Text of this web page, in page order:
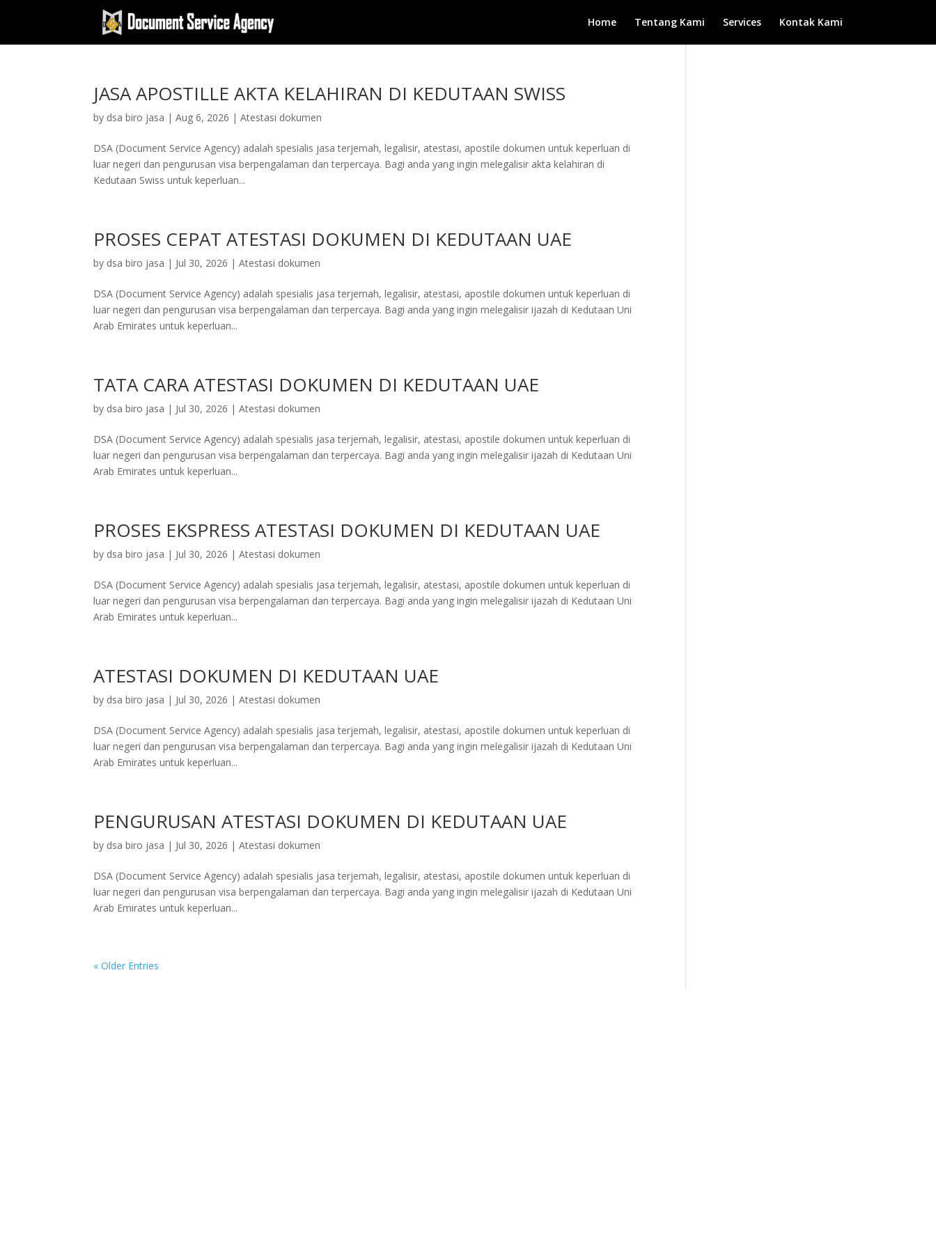
Home Tentang Kami Services Kontak Kami
JASA APOSTILLE AKTA KELAHIRAN DI KEDUTAAN SWISS
by dsa biro jasa |Aug 6, 2026 |Atestasi dokumen
DSA (Document Service Agency) adalah spesialis jasa terjemah, legalisir, atestasi, apostile dokumen untuk keperluan di
luar negeri dan pengurusan visa berpengalaman dan terpercaya. Bagi anda yang ingin melegalisir akta kelahiran di
Kedutaan Swiss untuk keperluan...
PROSES CEPAT ATESTASI DOKUMEN DI KEDUTAAN UAE
by dsa biro jasa | Jul 30, 2026 |Atestasi dokumen
DSA (Document Service Agency) adalah spesialis jasa terjemah, legalisir, atestasi, apostile dokumen untuk keperluan di
luar negeri dan pengurusan visa berpengalaman dan terpercaya. Bagi anda yang ingin melegalisir ijazah di Kedutaan Uni
Arab Emirates untuk keperluan...
TATA CARA ATESTASI DOKUMEN DI KEDUTAAN UAE
by dsa biro jasa | Jul 30, 2026 |Atestasi dokumen
DSA (Document Service Agency) adalah spesialis jasa terjemah, legalisir, atestasi, apostile dokumen untuk keperluan di
luar negeri dan pengurusan visa berpengalaman dan terpercaya. Bagi anda yang ingin melegalisir ijazah di Kedutaan Uni
Arab Emirates untuk keperluan...
PROSES EKSPRESS ATESTASI DOKUMEN DI KEDUTAAN UAE
by dsa biro jasa | Jul 30, 2026 |Atestasi dokumen
DSA (Document Service Agency) adalah spesialis jasa terjemah, legalisir, atestasi, apostile dokumen untuk keperluan di
luar negeri dan pengurusan visa berpengalaman dan terpercaya. Bagi anda yang ingin melegalisir ijazah di Kedutaan Uni
Arab Emirates untuk keperluan...
ATESTASI DOKUMEN DI KEDUTAAN UAE
by dsa biro jasa | Jul 30, 2026 |Atestasi dokumen
DSA (Document Service Agency) adalah spesialis jasa terjemah, legalisir, atestasi, apostile dokumen untuk keperluan di
luar negeri dan pengurusan visa berpengalaman dan terpercaya. Bagi anda yang ingin melegalisir ijazah di Kedutaan Uni
Arab Emirates untuk keperluan...
PENGURUSAN ATESTASI DOKUMEN DI KEDUTAAN UAE
by dsa biro jasa | Jul 30, 2026 |Atestasi dokumen
DSA (Document Service Agency) adalah spesialis jasa terjemah, legalisir, atestasi, apostile dokumen untuk keperluan di
luar negeri dan pengurusan visa berpengalaman dan terpercaya. Bagi anda yang ingin melegalisir ijazah di Kedutaan Uni
Arab Emirates untuk keperluan...
« Older Entries